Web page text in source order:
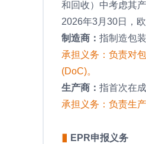
和回收）中考虑其
2026年3月30日，
制造商： 指制造包
承担义务：负责对
(DoC)。
生产商： 指首次在
承担义务：负责生
▮ EPR申报义务